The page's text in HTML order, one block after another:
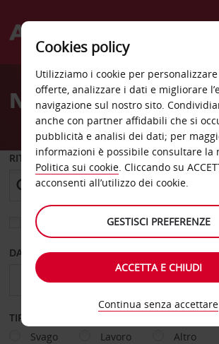
Welcome
AvisNoleggio auto
RITIRO DA
Scegli una località di riconsegna diversa
DAL GIORNO AL GIORNO
TIPOLOGIA DI NOLEGGIO
Svago
Lavoro Altro
Cookies policy
Utilizziamo i cookie per
offerte, analizzare i dati e migliorare
navigazione sul nostro sito.
anche con partner affidabili che si
pubblicità e analisi dei dati; per
informazioni è possibile consultare la
Politica sui cookie. Cliccando su
acconsenti all’utilizzo dei cookie.
GESTISCI PREFERENZE
ACCETTA E CHIUDI
Continua senza accettare